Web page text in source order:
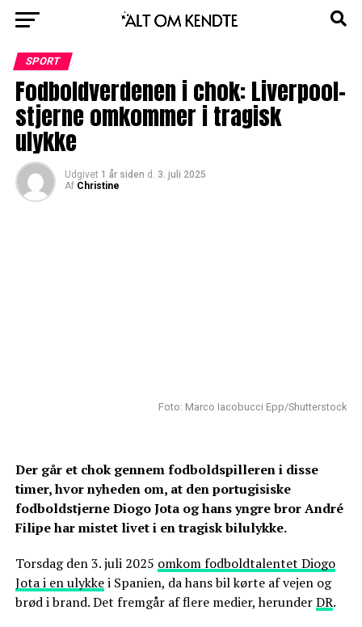
SPORT
Fodboldverdenen i chok: Liverpool-
stjerne omkommer i tragisk
ulykke
Udgivet 1 år siden d. 3. juli 2025
Af Christine
Foto: Marco Iacobucci Epp/Shutterstock
Der går et chok gennem fodboldspilleren i disse
timer, hvor nyheden om, at denportugisiske
fodboldstjerne Diogo Jota og hans yngre bror André
Filipe har mistet livet i en tragisk bilulykke.
Torsdag den 3. juli 2025 omkom fodboldtalentet Diogo
Jota i en ulykkei Spanien, da hans bil kørte af vejen og
brød i brand. Det fremgår af flere medier, herunderDR.